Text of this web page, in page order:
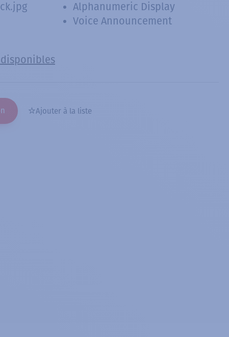
Alphanumeric Display
Voice Announcement
Ajouter à la liste